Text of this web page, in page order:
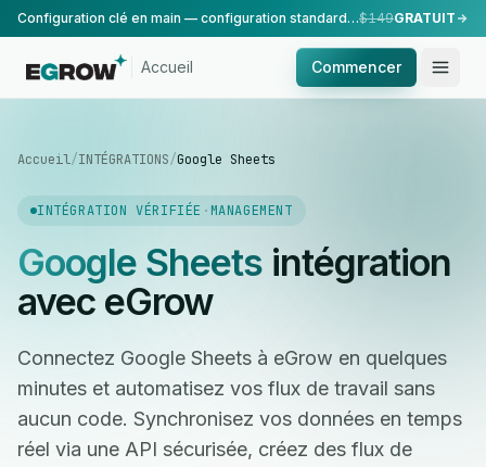
Configuration clé en main — configuration standard, réalisée par notre équipe.$149GRATUIT
Accueil Commencer
Accueil/INTÉGRATIONS/Google Sheets
INTÉGRATION VÉRIFIÉE · MANAGEMENT
Google Sheetsintégration
avec eGrow
Connectez Google Sheets à eGrow en quelques
minutes et automatisez vos flux de travail sans
aucun code. Synchronisez vos données en temps
réel via une API sécurisée, créez des flux de